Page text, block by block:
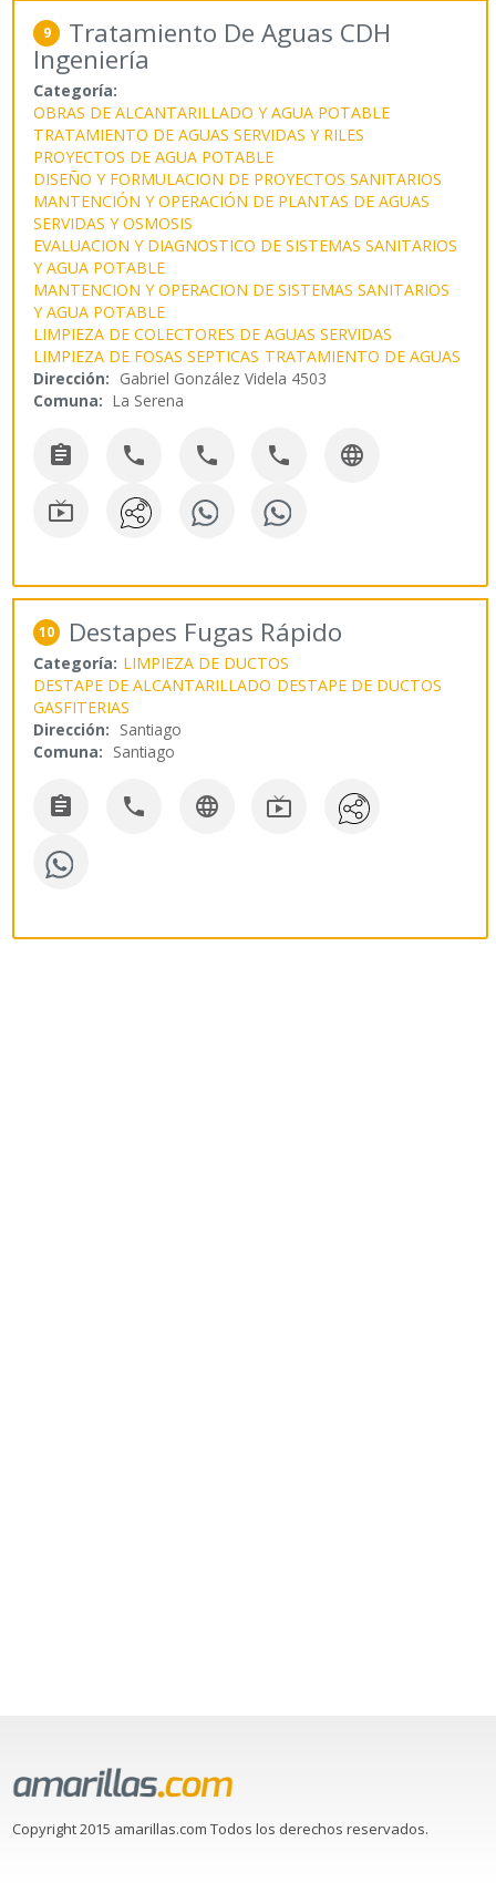
9 Tratamiento De Aguas CDH
Ingeniería
Categoría:
OBRAS DE ALCANTARILLADO Y AGUA POTABLE
TRATAMIENTO DE AGUAS SERVIDAS Y RILES
PROYECTOS DE AGUA POTABLE
DISEÑO Y FORMULACION DE PROYECTOS SANITARIOS
MANTENCIÓN Y OPERACIÓN DE PLANTAS DE AGUAS
SERVIDAS Y OSMOSIS
EVALUACION Y DIAGNOSTICO DE SISTEMAS SANITARIOS
Y AGUA POTABLE
MANTENCION Y OPERACION DE SISTEMAS SANITARIOS
Y AGUA POTABLE
LIMPIEZA DE COLECTORES DE AGUAS SERVIDAS
LIMPIEZA DE FOSAS SEPTICAS TRATAMIENTO DE AGUAS
Dirección: Gabriel González Videla 4503
Comuna: La Serena
    

10 Destapes Fugas Rápido
Categoría: LIMPIEZA DE DUCTOS
DESTAPE DE ALCANTARILLADO DESTAPE DE DUCTOS
GASFITERIAS
Dirección: Santiago
Comuna: Santiago
   
Copyright 2015 amarillas.com Todos los derechos reservados.